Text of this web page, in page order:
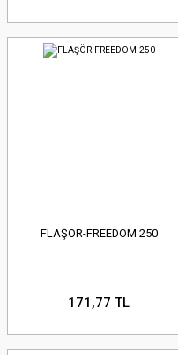
FLAŞÖR-FREEDOM 250
171,77 TL